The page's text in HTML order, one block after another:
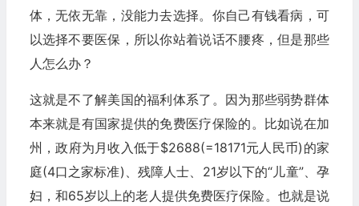
体，无依无靠，没能力去选择。你自己有钱看病，可
以选择不要医保，所以你站着说话不腰疼，但是那些
人怎么办？
这就是不了解美国的福利体系了。因为那些弱势群体
本来就是有国家提供的免费医疗保险的。比如说在加
州，政府为月收入低于$2688(=18171元人民币)的家
庭(4口之家标准)、残障人士、21岁以下的“儿童”、孕
妇，和65岁以上的老人提供免费医疗保险。也就是说